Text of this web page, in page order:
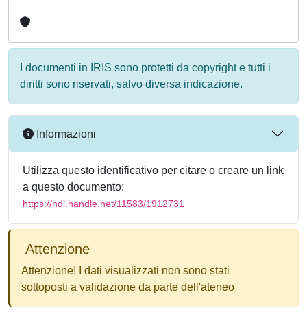
I documenti in IRIS sono protetti da copyright e tutti i
diritti sono riservati, salvo diversa indicazione.
Informazioni
Utilizza questo identificativo per citare o creare un link
a questo documento:
https://hdl.handle.net/11583/1912731
Attenzione
Attenzione! I dati visualizzati non sono stati
sottoposti a validazione da parte dell'ateneo